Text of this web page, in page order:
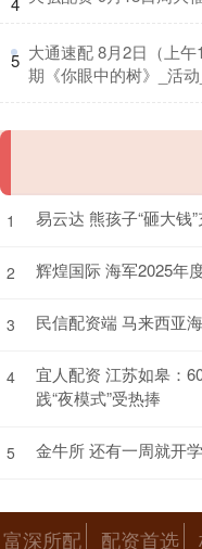
5 大通速配 8月2日（上
期《你眼中的树》_活
1 易云达 熊孩子“砸大钱
2 辉煌国际 海军2025年
3 民信配资端 马来西亚
4
宜人配资 江苏如皋：
践“夜模式”受热捧
5 金牛所 还有一周就开
富深所配 配资首选